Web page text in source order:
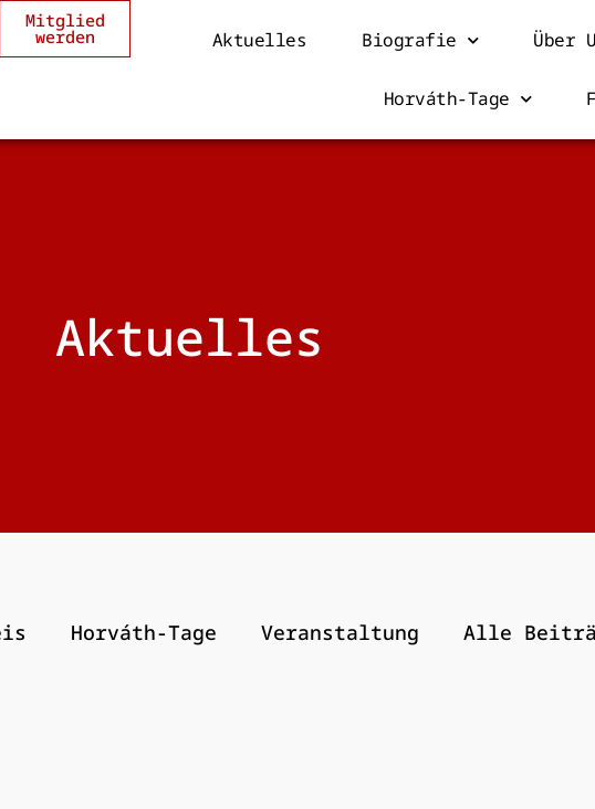
Aktuelles Biografie Über
Horváth-Tage
Mitglied
werden
Aktuelles
Horváth-Tage Veranstaltung Alle